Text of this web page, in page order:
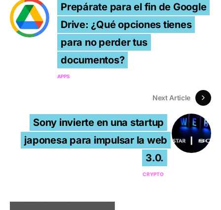
Prepárate para el fin de Google
Drive: ¿Qué opciones tienes
para no perder tus
documentos?
APPS
Next Article
Sony invierte en una startup
japonesa para impulsar la web
3.0.
CRYPTO